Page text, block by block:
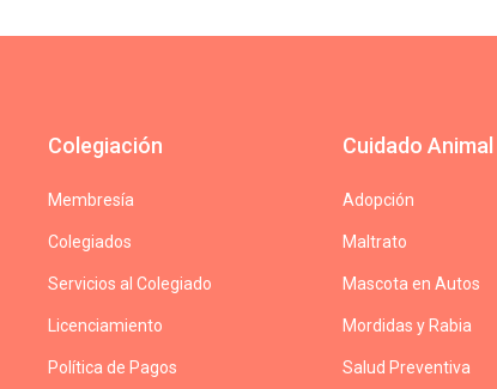
Colegiación
Membresía
Colegiados
Servicios al Colegiado
Licenciamiento
Política de Pagos
Cuidado Animal
Adopción
Maltrato
Mascota en Autos
Mordidas y Rabia
Salud Preventiva